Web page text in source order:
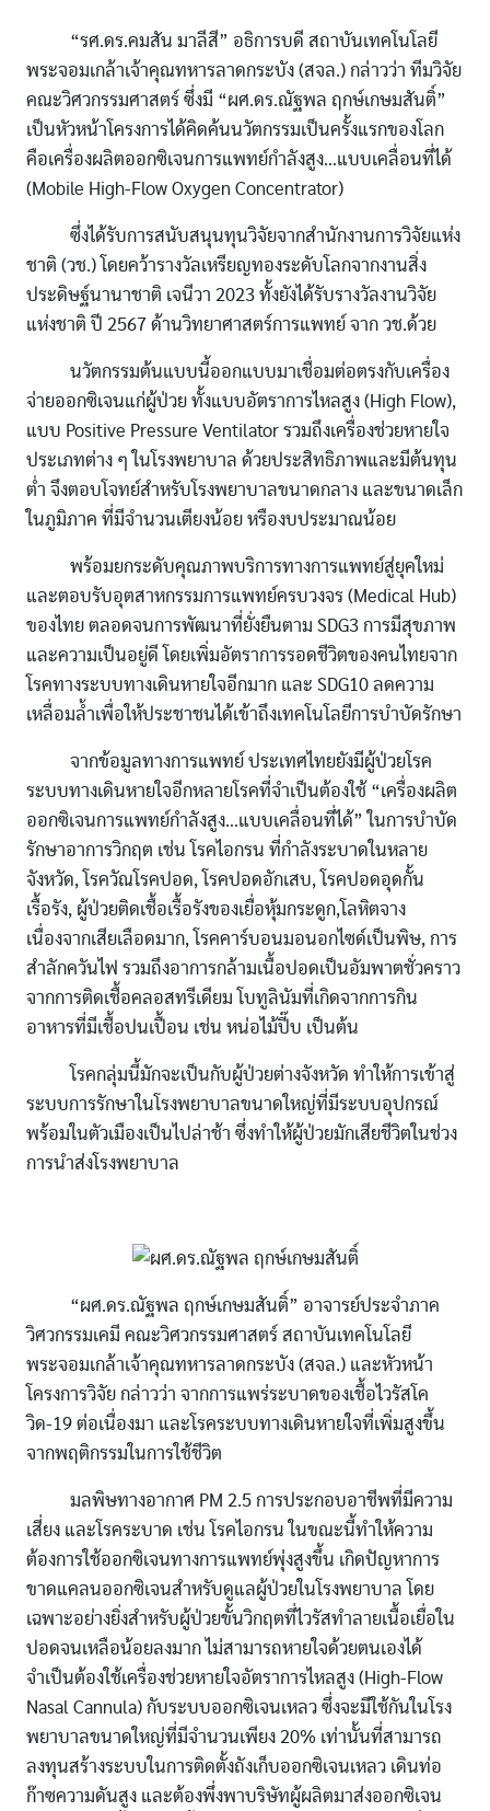
“รศ.ดร.คมสัน มาลีสี” อธิการบดี สถาบันเทคโนโลยี
พระจอมเกล้าเจ้าคุณทหารลาดกระบัง (สจล.) กล่าวว่า ทีมวิจัย
คณะวิศวกรรมศาสตร์ ซึ่งมี “ผศ.ดร.ณัฐพล ฤกษ์เกษมสันติ์”
เป็นหัวหน้าโครงการได้คิดค้นนวัตกรรมเป็นครั้งแรกของโลก
คือเครื่องผลิตออกซิเจนการแพทย์กำลังสูง…แบบเคลื่อนที่ได้
(Mobile High-Flow Oxygen Concentrator)
ซึ่งได้รับการสนับสนุนทุนวิจัยจากสำนักงานการวิจัยแห่ง
ชาติ (วช.) โดยคว้ารางวัลเหรียญทองระดับโลกจากงานสิ่ง
ประดิษฐ์นานาชาติ เจนีวา 2023 ทั้งยังได้รับรางวัลงานวิจัย
แห่งชาติ ปี 2567 ด้านวิทยาศาสตร์การแพทย์ จาก วช.ด้วย
นวัตกรรมต้นแบบนี้ออกแบบมาเชื่อมต่อตรงกับเครื่อง
จ่ายออกซิเจนแก่ผู้ป่วย ทั้งแบบอัตราการไหลสูง (High Flow),
แบบ Positive Pressure Ventilator รวมถึงเครื่องช่วยหายใจ
ประเภทต่าง ๆ ในโรงพยาบาล ด้วยประสิทธิภาพและมีต้นทุน
ต่ำ จึงตอบโจทย์สำหรับโรงพยาบาลขนาดกลาง และขนาดเล็ก
ในภูมิภาค ที่มีจำนวนเตียงน้อย หรืองบประมาณน้อย
พร้อมยกระดับคุณภาพบริการทางการแพทย์สู่ยุคใหม่
และตอบรับอุตสาหกรรมการแพทย์ครบวงจร (Medical Hub)
ของไทย ตลอดจนการพัฒนาที่ยั่งยืนตาม SDG3 การมีสุขภาพ
และความเป็นอยู่ดี โดยเพิ่มอัตราการรอดชีวิตของคนไทยจาก
โรคทางระบบทางเดินหายใจอีกมาก และ SDG10 ลดความ
เหลื่อมล้ำเพื่อให้ประชาชนได้เข้าถึงเทคโนโลยีการบำบัดรักษา
จากข้อมูลทางการแพทย์ ประเทศไทยยังมีผู้ป่วยโรค
ระบบทางเดินหายใจอีกหลายโรคที่จำเป็นต้องใช้ “เครื่องผลิต
ออกซิเจนการแพทย์กำลังสูง…แบบเคลื่อนที่ได้” ในการบำบัด
รักษาอาการวิกฤต เช่น โรคไอกรน ที่กำลังระบาดในหลาย
จังหวัด, โรควัณโรคปอด, โรคปอดอักเสบ, โรคปอดอุดกั้น
เรื้อรัง, ผู้ป่วยติดเชื้อเรื้อรังของเยื่อหุ้มกระดูก,โลหิตจาง
เนื่องจากเสียเลือดมาก, โรคคาร์บอนมอนอกไซด์เป็นพิษ, การ
สำลักควันไฟ รวมถึงอาการกล้ามเนื้อปอดเป็นอัมพาตชั่วคราว
จากการติดเชื้อคลอสทรีเดียม โบทูลินัมที่เกิดจากการกิน
อาหารที่มีเชื้อปนเปื้อน เช่น หน่อไม้ปี๊บ เป็นต้น
โรคกลุ่มนี้มักจะเป็นกับผู้ป่วยต่างจังหวัด ทำให้การเข้าสู่
ระบบการรักษาในโรงพยาบาลขนาดใหญ่ที่มีระบบอุปกรณ์
พร้อมในตัวเมืองเป็นไปล่าช้า ซึ่งทำให้ผู้ป่วยมักเสียชีวิตในช่วง
การนำส่งโรงพยาบาล
“ผศ.ดร.ณัฐพล ฤกษ์เกษมสันติ์” อาจารย์ประจำภาค
วิศวกรรมเคมี คณะวิศวกรรมศาสตร์ สถาบันเทคโนโลยี
พระจอมเกล้าเจ้าคุณทหารลาดกระบัง (สจล.) และหัวหน้า
โครงการวิจัย กล่าวว่า จากการแพร่ระบาดของเชื้อไวรัสโค
วิด-19 ต่อเนื่องมา และโรคระบบทางเดินหายใจที่เพิ่มสูงขึ้น
จากพฤติกรรมในการใช้ชีวิต
มลพิษทางอากาศ PM 2.5 การประกอบอาชีพที่มีความ
เสี่ยง และโรคระบาด เช่น โรคไอกรน ในขณะนี้ทำให้ความ
ต้องการใช้ออกซิเจนทางการแพทย์พุ่งสูงขึ้น เกิดปัญหาการ
ขาดแคลนออกซิเจนสำหรับดูแลผู้ป่วยในโรงพยาบาล โดย
เฉพาะอย่างยิ่งสำหรับผู้ป่วยขั้นวิกฤตที่ไวรัสทำลายเนื้อเยื่อใน
ปอดจนเหลือน้อยลงมาก ไม่สามารถหายใจด้วยตนเองได้
จำเป็นต้องใช้เครื่องช่วยหายใจอัตราการไหลสูง (High-Flow
Nasal Cannula) กับระบบออกซิเจนเหลว ซึ่งจะมีใช้กันในโรง
พยาบาลขนาดใหญ่ที่มีจำนวนเพียง 20% เท่านั้นที่สามารถ
ลงทุนสร้างระบบในการติดตั้งถังเก็บออกซิเจนเหลว เดินท่อ
ก๊าซความดันสูง และต้องพึ่งพาบริษัทผู้ผลิตมาส่งออกซิเจน